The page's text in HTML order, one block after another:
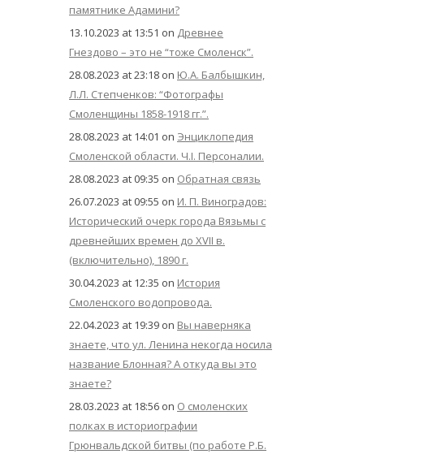
памятнике Адамини?
13.10.2023 at 13:51 on Древнее
Гнездово – это не “тоже Смоленск”.
28.08.2023 at 23:18 on Ю.А. Балбышкин,
Л.Л. Степченков: “Фотографы
Смоленщины 1858-1918 гг.”.
28.08.2023 at 14:01 on Энциклопедия
Смоленской области. Ч.I. Персоналии.
28.08.2023 at 09:35 on Обратная связь
26.07.2023 at 09:55 on И. П. Виноградов:
Исторический очерк города Вязьмы с
древнейших времен до XVII в.
(включительно), 1890 г.
30.04.2023 at 12:35 on История
Смоленского водопровода.
22.04.2023 at 19:39 on Вы наверняка
знаете, что ул. Ленина некогда носила
название Блонная? А откуда вы это
знаете?
28.03.2023 at 18:56 on О смоленских
полках в историографии
Грюнвальдской битвы (по работе Р.Б.